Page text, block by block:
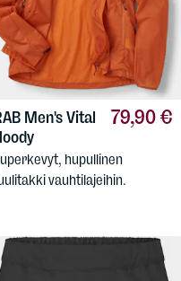
79,90 €
Men's Vital
hupullinen
vauhtilajeihin.